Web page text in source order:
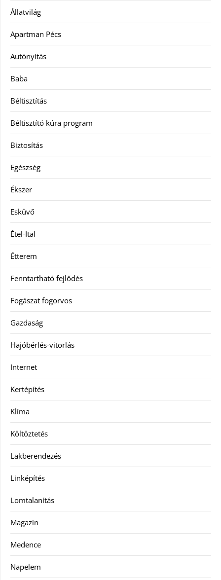
Állatvilág
Apartman Pécs
Autónyitás
Baba
Béltisztítás
Béltisztító kúra program
Biztosítás
Egészség
Ékszer
Esküvő
Étel-Ital
Étterem
Fenntartható fejlődés
Fogászat fogorvos
Gazdaság
Hajóbérlés-vitorlás
Internet
Kertépítés
Klíma
Költöztetés
Lakberendezés
Linképítés
Lomtalanítás
Magazin
Medence
Napelem